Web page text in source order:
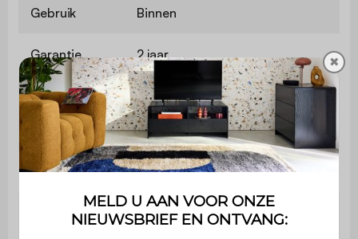
Gebruik Binnen
Garantie 2 jaar
Montage
De montage is heel eenvoudig,
een handleiding wordt
meegeleverd
Afmetingen 40 x 30 x 57 cm
Afmetingen
36,7 x 25,7 cm
✖